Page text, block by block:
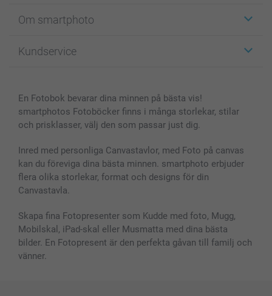
Fotokort
Fotoböcker
Skal till Mobil & Surfplatta
MyNameBook
Fotoramar & Tillbehör
Presentkort
Alla fotoprodukter
Om smartphoto
För affiliates
Sitemap
Villkor och garantier
Kundservice
smartbonus
Priser & betalning
En Fotobok bevarar dina minnen på bästa vis!
smartphotos Fotoböcker finns i många storlekar, stilar
och prisklasser, välj den som passar just dig.
Inred med personliga Canvastavlor, med Foto på canvas
kan du föreviga dina bästa minnen. smartphoto erbjuder
flera olika storlekar, format och designs för din
Canvastavla.
Skapa fina Fotopresenter som Kudde med foto, Mugg,
Mobilskal, iPad-skal eller Musmatta med dina bästa
bilder. En Fotopresent är den perfekta gåvan till familj och
vänner.